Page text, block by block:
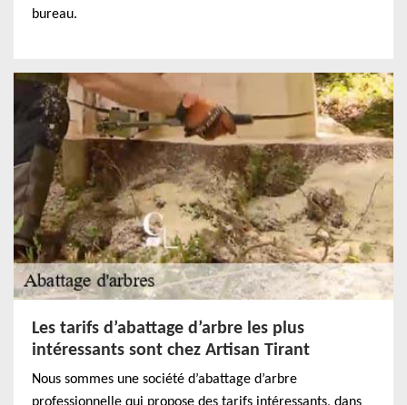
bureau.
Les tarifs d’abattage d’arbre les plus
intéressants sont chez Artisan Tirant
Nous sommes une société d’abattage d’arbre